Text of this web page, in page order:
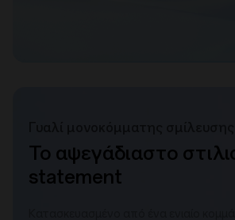
Το αψεγάδιαστο
statement